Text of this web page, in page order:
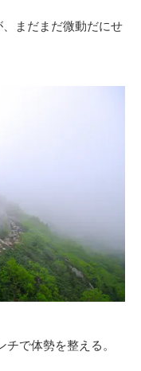
まだまだ微動だにせ
で体勢を整える。